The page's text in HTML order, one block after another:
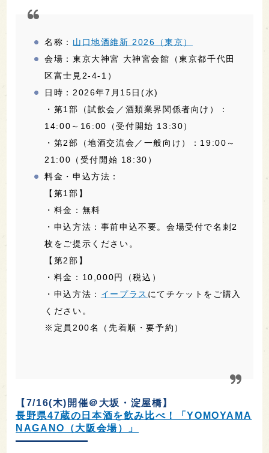
名称： 山口地酒維新 2026（東京）
会場：東京大神宮 大神宮会館（東京都千代田
区富士見2-4-1）
日時：2026年7月15日(水)
・第1部（試飲会／酒類業界関係者向け）：
14:00～16:00（受付開始 13:30）
・第2部（地酒交流会／一般向け）：19:00～
21:00（受付開始 18:30）
料金・申込方法：
【第1部】
・料金：無料
・申込方法：事前申込不要。会場受付で名刺2
枚をご提示ください。
【第2部】
・料金：10,000円（税込）
・申込方法： イープラス にてチケットをご購入
ください。
※定員200名（先着順・要予約）
【7/16(木)開催＠大坂・淀屋橋】
長野県47蔵の日本酒を飲み比べ！「YOMOYAMA
NAGANO（大阪会場）」